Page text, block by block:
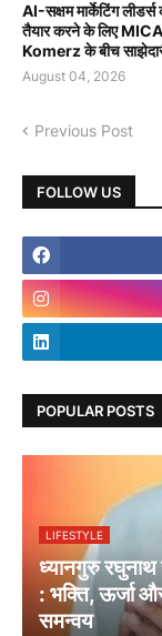
AI-सक्षम मार्केटिंग लीडर्स
तैयार करने के लिए
Komerz के बीच
August 04, 2026
Previous Post
FOLLOW US
POPULAR POSTS
LIFESTYLE
ध्यानगुरु रघुनाथ
: भक्ति, ऊर्जा
समन्वय